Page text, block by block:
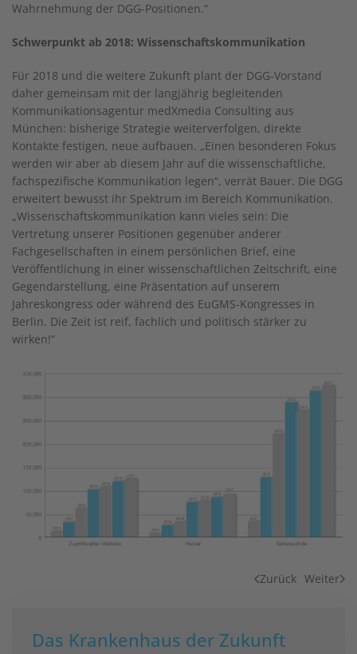
Wahrnehmung der DGG-Positionen.“
Schwerpunkt ab 2018: Wissenschaftskommunikation
Für 2018 und die weitere Zukunft plant der DGG-Vorstand
daher gemeinsam mit der langjährig begleitenden
Kommunikationsagentur medXmedia Consulting aus
München: bisherige Strategie weiterverfolgen, direkte
Kontakte festigen, neue aufbauen. „Einen besonderen Fokus
werden wir aber ab diesem Jahr auf die wissenschaftliche,
fachspezifische Kommunikation legen“, verrät Bauer. Die DGG
erweitert bewusst ihr Spektrum im Bereich Kommunikation.
„Wissenschaftskommunikation kann vieles sein: Die
Vertretung unserer Positionen gegenüber anderer
Fachgesellschaften in einem persönlichen Brief, eine
Veröffentlichung in einer wissenschaftlichen Zeitschrift, eine
Gegendarstellung, eine Präsentation auf unserem
Jahreskongress oder während des EuGMS-Kongresses in
Berlin. Die Zeit ist reif, fachlich und politisch stärker zu
wirken!“
Zurück Weiter
Das Krankenhaus der Zukunft